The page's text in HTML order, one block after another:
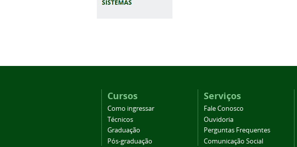
Cursos
Como ingressar
Técnicos
Graduação
Pós-graduação
Serviços
Fale Conosco
Ouvidoria
Perguntas Frequentes
Comunicação Social